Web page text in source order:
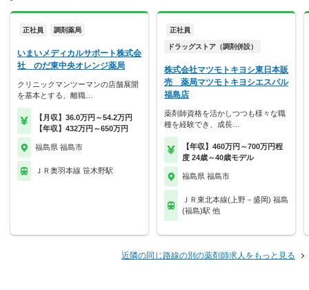
正社員 調剤薬局
いまいメディカルサポート株式会
社 のだ東中央オレンジ薬局
クリニックマンツーマンの店舗展開
を基本とする、離職…
【月収】36.0万円～54.2万円
【年収】432万円～650万円
福島県 福島市
ＪＲ奥羽本線 笹木野駅
正社員
ドラッグストア（調剤併設）
株式会社マツモトキヨシ東日本販
売 薬局マツモトキヨシエスパル
福島店
薬剤師資格を活かしつつも様々な職
種を経験でき、成長…
【年収】460万円～700万円程
度 24歳～40歳モデル
福島県 福島市
ＪＲ東北本線(上野－盛岡) 福島
(福島)駅 他
近隣の同じ路線の別の薬剤師求人をもっと見る